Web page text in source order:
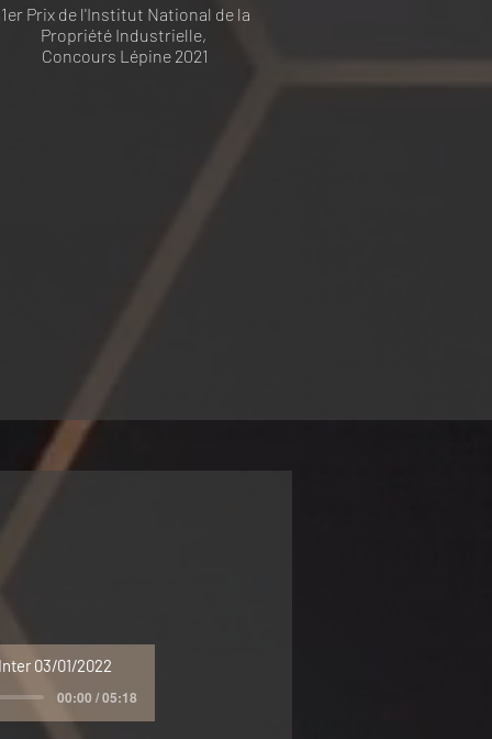
1er Prix de l'Institut National de la
Propriété Industrielle,
Concours Lépine 2021
03/01/2022
00:00 / 05:18